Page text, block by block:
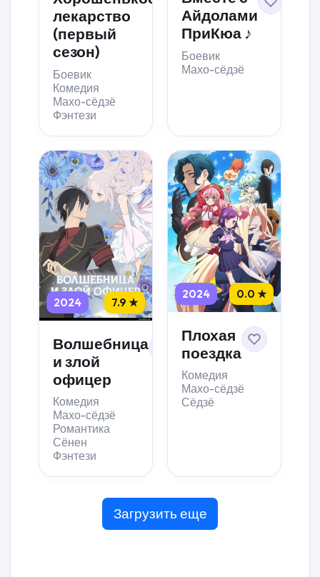
лекарство
(первый
сезон)
Боевик
Комедия
Махо-сёдзё
Фэнтези
Айдолами
ПриКюа ♪
Боевик
Махо-сёдзё
2024 7.9 ★
Волшебница
и злой
офицер
Комедия
Махо-сёдзё
Романтика
Сёнен
Фэнтези
2024 0.0 ★
Плохая
поездка
Комедия
Махо-сёдзё
Сёдзё
Загрузить еще